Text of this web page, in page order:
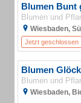
Blumen Bunt
Blumen und
Wiesbaden,
Jetzt geschlossen
Blumen
Blumen und
Wiesbaden,